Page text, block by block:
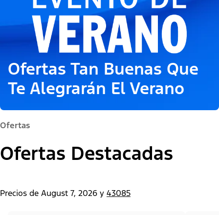
Ofertas Tan Buenas Que
Te Alegrarán El Verano
Ofertas
Ofertas Destacadas
Precios de August 7, 2026 y 43085